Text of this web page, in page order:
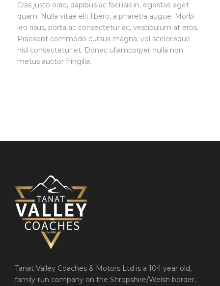
Cras justo odio, dapibus ac facilisis in, egestas eget
quam. Nulla vitae elit libero, a pharetra augue. Morbi
leo risus, porta ac consectetur ac, vestibulum at eros.
Praesent commodo cursus magna, vel scelerisque
nisl consectetur et. Donec ullamcorper nulla non
metus auctor fringilla.
Tanat Valley Coaches & Motors Ltd is a 104 year old,
family-run company on the Shropshire/Welsh border,